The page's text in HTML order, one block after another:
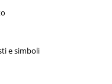
e simboli